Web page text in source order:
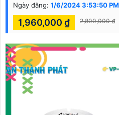
Ngày đăng: 1/6/2024 3:53:50 PM
1,960,000 ₫ 2,800,000 ₫